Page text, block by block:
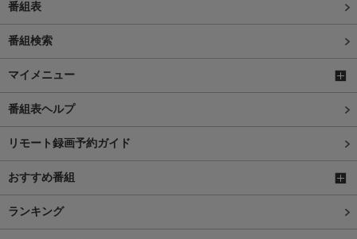
番組表
番組検索
マイメニュー
番組表ヘルプ
リモート録画予約ガイド
おすすめ番組
ランキング